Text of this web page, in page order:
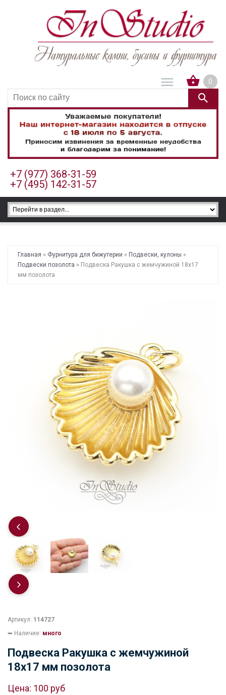
0
+7 (977) 368-31-59
+7 (495) 142-31-57
Главная » Фурнитура для бижутерии » Подвески, кулоны »
Подвески позолота » Подвеска Ракушка с жемчужиной 18х17
мм позолота
Артикул: 114727
➥ Наличие: много
Подвеска Ракушка с жемчужиной
18х17 мм позолота
Цена: 100 руб